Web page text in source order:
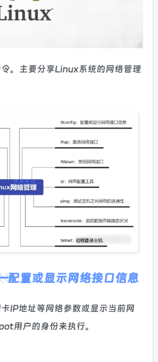
。主要分享Linux系统的网络管理
置或显示网络接口信息
IP地址等网络参数或显示当前网
用户的身份来执行。